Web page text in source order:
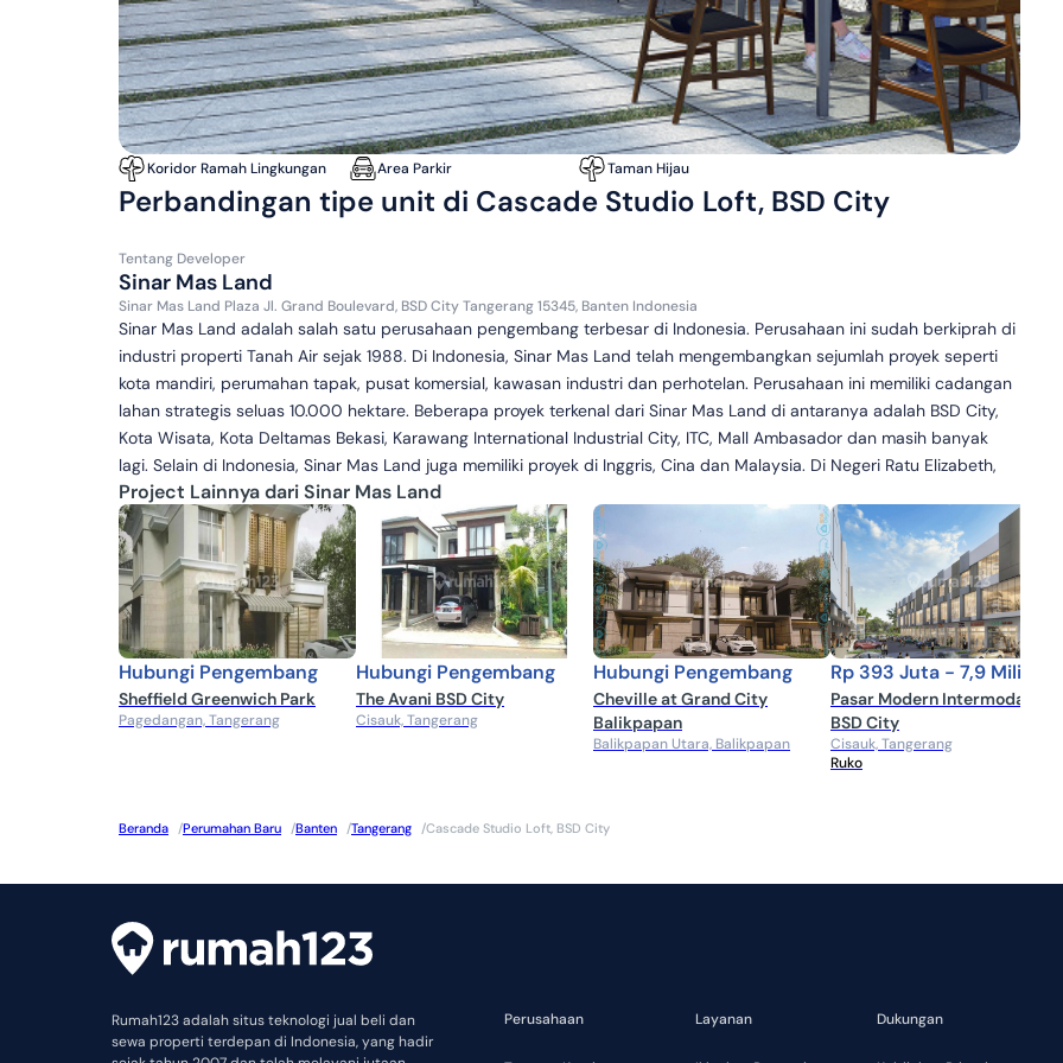
Koridor Ramah Lingkungan Area Parkir Taman Hijau
Perbandingan tipe unit di Cascade Studio Loft, BSD City
Tentang Developer
Sinar Mas Land
Sinar Mas Land Plaza Jl. Grand Boulevard, BSD City Tangerang 15345, Banten Indonesia
Sinar Mas Land adalah salah satu perusahaan pengembang terbesar di Indonesia. Perusahaan ini sudah berkiprah di
industri properti Tanah Air sejak 1988. Di Indonesia, Sinar Mas Land telah mengembangkan sejumlah proyek seperti
kota mandiri, perumahan tapak, pusat komersial, kawasan industri dan perhotelan. Perusahaan ini memiliki cadangan
lahan strategis seluas 10.000 hektare. Beberapa proyek terkenal dari Sinar Mas Land di antaranya adalah BSD City,
Kota Wisata, Kota Deltamas Bekasi, Karawang International Industrial City, ITC, Mall Ambasador dan masih banyak
lagi. Selain di Indonesia, Sinar Mas Land juga memiliki proyek di Inggris, Cina dan Malaysia. Di Negeri Ratu Elizabeth,
Sinar Mas Land telah mengakuisisi gedung perkantoran Warwick House, gedung perkantoran Alphabeta dan gedung
perkantoran 33 Horseferry Road di London. Kini, Sinar Mas Land sudah terdaftar di Bursa Efek Singapura. Sementara
itu di Indonesia, perusahaan ini beroperasi melalui anak perusahaannya, yakni PT Duta Pertiwi, PT Bumi Serpong
Damai dan PT Puradelta Lestari. Sebagai pembuktian diri menjadi salah satu pengembang terbaik, Sinar Mas Land
telah meraih banyak penghargaan. Pada 2018-2020 misalnya, perusahaan ini pernah menyabet penghargaan di
ajang IDC Smart Cities Awards, BCI Asia Awards dan Asia Pacific Property Awards.
Project Lainnya dari Sinar Mas Land
Hubungi Pengembang
Sheffield Greenwich Park
Pagedangan, Tangerang
Hubungi Pengembang
The Avani BSD City
Cisauk, Tangerang
Hubungi Pengembang
Cheville at Grand City
Balikpapan
Balikpapan Utara, Balikpapan
Rp 393 Juta - 7,9 Miliar
Pasar Modern Intermoda -
BSD City
Cisauk, Tangerang
Ruko
Beranda /Perumahan Baru /Banten /Tangerang /Cascade Studio Loft, BSD City
Rumah123 adalah situs teknologi jual beli dan
sewa properti terdepan di Indonesia, yang hadir
Perusahaan Layanan Dukungan